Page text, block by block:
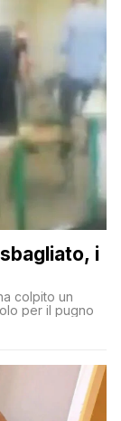
i
colpito un
per il pugno